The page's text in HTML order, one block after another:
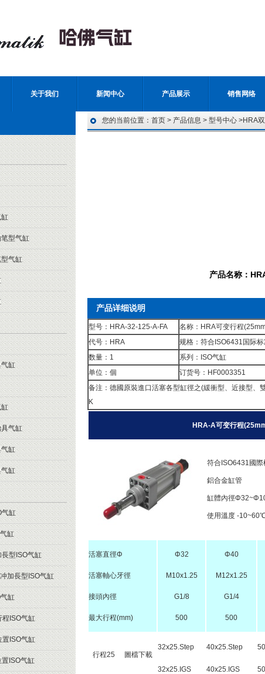
关于我们 新闻中心 产品展示 销售网络
型气缸
气缸
缸
气缸
缸
缸
气缸
缸
型ISO气缸
加長型ISO气缸
缸
程ISO气缸
置ISO气缸
置ISO气缸
您的当前位置： 首页 > 产品信息 > 型号中心 >HRA
产品名称：
产品详细说明
型号：HRA-32-125-A-FA
名称：HRA可变行程
代号：HRA
规格：符合ISO6431国际
数量：1
系列：ISO气缸
单位：個
订货号：HF0003351
备注：德國原裝進口活塞各型缸徑之(緩衝型、近接型、
K
HRA-A可变行程
符合ISO6431國際
鋁合金缸管
缸體內徑
使用溫度 -
活塞直徑Φ
活塞軸心牙徑
接頭內徑
最大行程(mm)
Φ32
M10x1.25
G1/8
500
Φ40
M12x1.25
G1/4
500
行程25 圖檔下載
32x25.Step 40x25.Step
32x25.IGS 40x25.IGS